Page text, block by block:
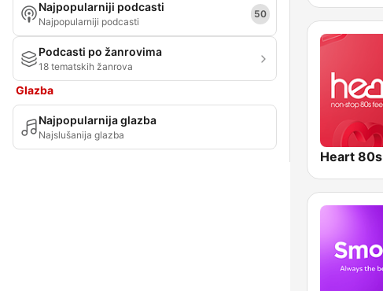
Najpopularniji podcasti
Najpopularniji podcasti
50
Podcasti po žanrovima
18 tematskih žanrova
Glazba
Najpopularnija glazba
Najslušanija glazba
Heart 80s